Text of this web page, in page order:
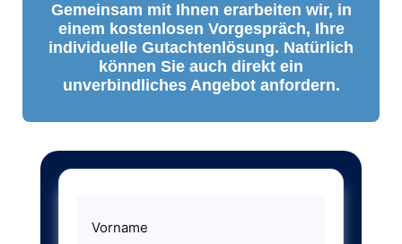
Gemeinsam mit Ihnen erarbeiten wir, in
einem kostenlosen Vorgespräch, Ihre
individuelle Gutachtenlösung. Natürlich
können Sie auch direkt ein
unverbindliches Angebot anfordern.